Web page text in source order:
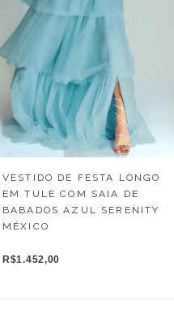
VESTIDO DE FESTA LONGO
EM TULE COM SAIA DE
BABADOS AZUL SERENITY
MÉXICO
R$1.452,00